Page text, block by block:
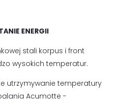
ENERGII
stali korpus i front
wysokich temperatur.
utrzymywanie temperatury
Acumotte -